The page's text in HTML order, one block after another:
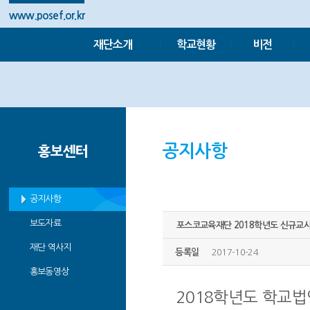
www.posef.or.kr
재단소개 학교현황 비전
홍보센터
공지사항
보도자료
재단 역사지
홍보동영상
공지사항
포스코교육재단 2018학년도 신규교
등록일 2017-10-24
2018학년도 학교법